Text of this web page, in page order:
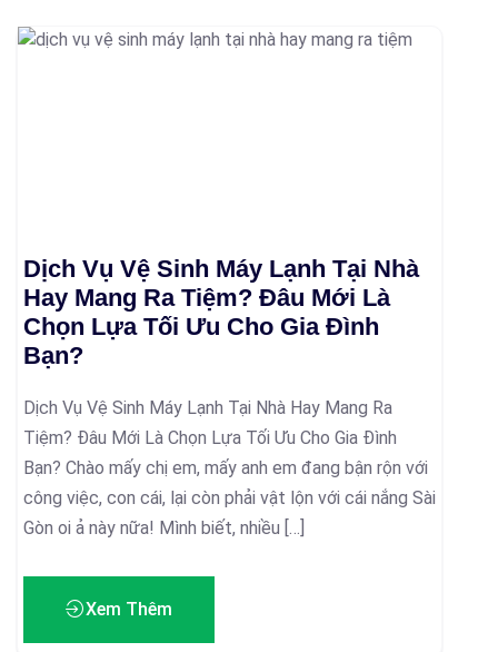
Dịch Vụ Vệ Sinh Máy Lạnh Tại Nhà
Hay Mang Ra Tiệm? Đâu Mới Là
Chọn Lựa Tối Ưu Cho Gia Đình
Bạn?
Dịch Vụ Vệ Sinh Máy Lạnh Tại Nhà Hay Mang Ra
Tiệm? Đâu Mới Là Chọn Lựa Tối Ưu Cho Gia Đình
Bạn? Chào mấy chị em, mấy anh em đang bận rộn với
công việc, con cái, lại còn phải vật lộn với cái nắng Sài
Gòn oi ả này nữa! Mình biết, nhiều […]
Xem Thêm